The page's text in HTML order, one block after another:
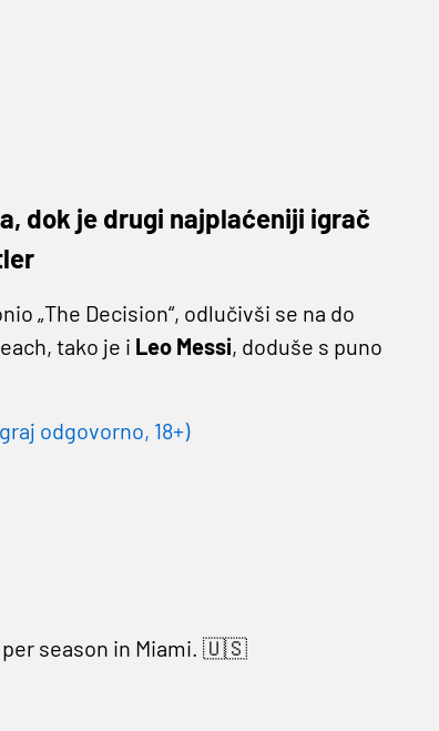
dok je drugi najplaćeniji igrač
„The Decision“, odlučivši se na do
tako je i Leo Messi, doduše s puno
odgovorno, 18+)
per season in Miami. 🇺🇸